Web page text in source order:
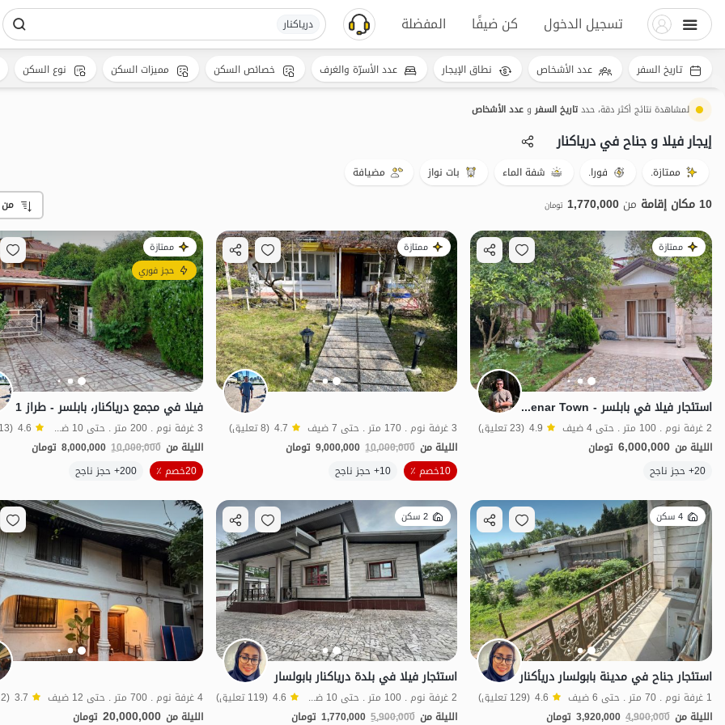
تسجيل الدخول كن ضيفًا المفضلة دریاکنار
لمشاهدة نتائج أكثر دقة، حددتاريخ السفروعدد الأشخاص
إيجار فيلا و جناح في دریاکنار
ممتازة. فورا. شفة الماء بات نواز مضيافة
10 مكان إقامة من 1,770,000 تومان
ممتازة
استئجار فيلا في بابلسر - Daryakenar Town
2 غرفة نوم . 100 متر . حتى 4 ضيف 4.9 (23 تعليق)
الليلة من 6,000,000 تومان
20+ حجز ناجح
الموقع على الخريطة
ممتازة
3 غرفة نوم . 170 متر . حتى 7 ضيف 4.7 (8 تعليق)
الليلة من 10,000,000
9,000,000 تومان
10خصم ٪
10+ حجز ناجح الموقع على الخريطة
ممتازة
حجز فوري
فيلا في مجمع درياكنار، بابلسر - طراز 1
3 غرفة نوم . 200 متر . حتى 10 ضيف 4.6 (113 تعليق)
الليلة من 10,000,000
8,000,000 تومان
20خصم ٪
200+ حجز ناجح
4 سكن
استئجار جناح في مدينة بابولسار دریأكنار
1 غرفة نوم . 70 متر . حتى 6 ضيف 4.6 (129 تعليق)
الليلة من 4,900,000
3,920,000 تومان
2 سكن
استئجار فيلا في بلدة دریاكنار بابولسار
2 غرفة نوم . 100 متر . حتى 10 ضيف 4.6 (119 تعليق)
الليلة من 5,900,000
1,770,000 تومان
4 غرفة نوم . 700 متر . حتى 12 ضيف 3.7 (2 تعليق)
الليلة من 20,000,000 تومان
تاريخ السفر عدد الأشخاص نطاق الإيجار عدد الأسرّة والغرف خصائص السكن مميزات السكن نوع السكن